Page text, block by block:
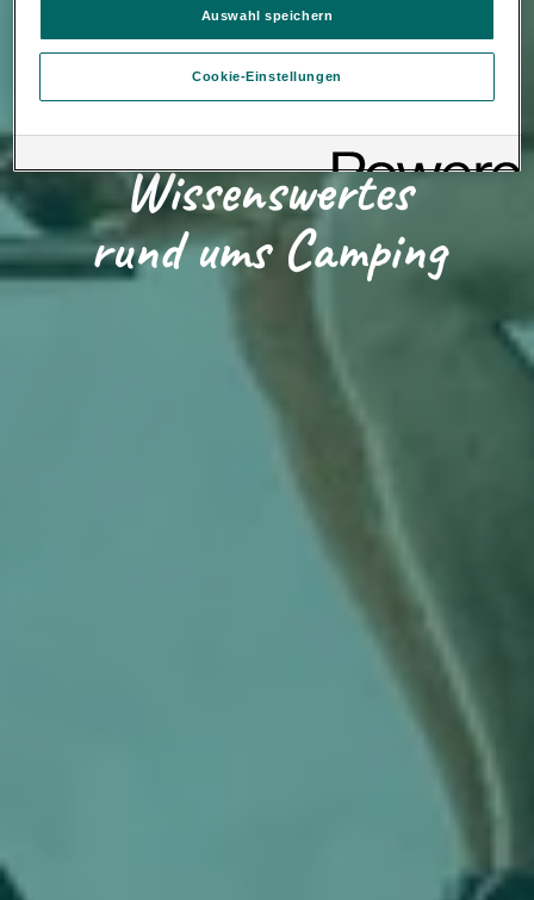
Wissenswertes
rund ums Camping
Loading...
verweigern oder zurückzuziehen.
Verantwortlich für diese Website und die Cookies ist die Porsche
Inter Auto GmbH & Co KG. Nähere Informationen über Cookies
finden Sie in der Cookie-Richtlinie oder in den Cookie-
Einstellungen. Sie finden die Cookie-Einstellungen am Ende der
einen von uns personalisierten Link auf unsere Website gelangen,
können Ihre erzeugten Daten, sofern Sie dem explizit zugestimmt
(„Cookies mit Marketingzwecke“) haben, von Ihrem zugeordneten
Händler bzw. im Falle eines Porsche Betriebs, Porsche Inter Auto
GmbH & Co KG, eingesehen werden.
Auswahl speichern
Cookie-Einstellungen